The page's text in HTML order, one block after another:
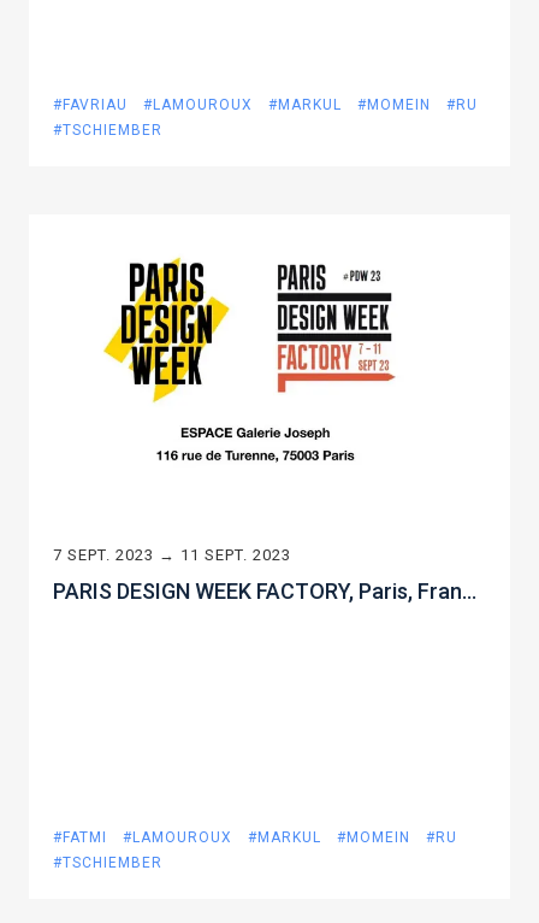
#FAVRIAU #LAMOUROUX #MARKUL #MOMEIN
#RU
#TSCHIEMBER
7 SEPT. 2023 → 11 SEPT. 2023
PARIS DESIGN WEEK FACTORY, Paris, France (Septembre, 2023)
#FATMI #LAMOUROUX #MARKUL #MOMEIN
#RU
#TSCHIEMBER